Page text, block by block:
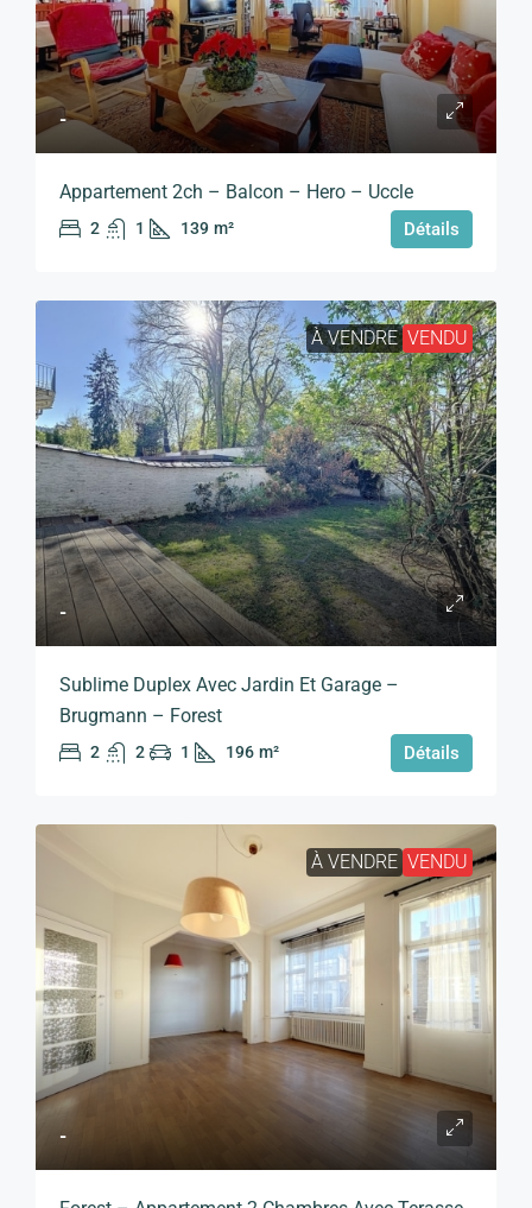
-
Appartement 2ch – Balcon – Hero – Uccle
2 1 139 m² Détails
À VENDRE VENDU
-
Sublime Duplex Avec Jardin Et Garage –
Brugmann – Forest
2 2 1 196 m² Détails
À VENDRE VENDU
-